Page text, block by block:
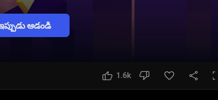
ఆడండి
1.6k